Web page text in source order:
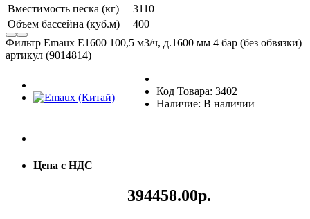
Вместимость песка (кг)
3110
Объем бассейна (куб.м)
400
Фильтр Emaux E1600 100,5 м3/ч, д.1600 мм 4 бар (без обвязки)
артикул (9014814)
Код Товара: 3402
Наличие: В наличии
Цена с НДС
394458.00р.